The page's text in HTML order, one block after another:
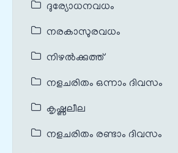
ദുര്യോധനവധം
നരകാസുരവധം
നിഴൽക്കുത്ത്
നളചരിതം ഒന്നാം ദിവസം
കൃഷ്ണലീല
നളചരിതം രണ്ടാം ദിവസം